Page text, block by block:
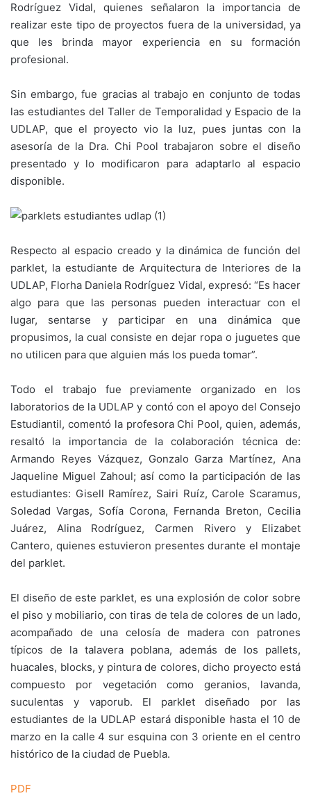
Rodríguez Vidal, quienes señalaron la importancia de
realizar este tipo de proyectos fuera de la universidad, ya
que les brinda mayor experiencia en su formación
profesional.
Sin embargo, fue gracias al trabajo en conjunto de todas
las estudiantes del Taller de Temporalidad y Espacio de la
UDLAP, que el proyecto vio la luz, pues juntas con la
asesoría de la Dra. Chi Pool trabajaron sobre el diseño
presentado y lo modificaron para adaptarlo al espacio
disponible.
Respecto al espacio creado y la dinámica de función del
parklet, la estudiante de Arquitectura de Interiores de la
UDLAP, Florha Daniela Rodríguez Vidal, expresó: “Es hacer
algo para que las personas pueden interactuar con el
lugar, sentarse y participar en una dinámica que
propusimos, la cual consiste en dejar ropa o juguetes que
no utilicen para que alguien más los pueda tomar”.
Todo el trabajo fue previamente organizado en los
laboratorios de la UDLAP y contó con el apoyo del Consejo
Estudiantil, comentó la profesora Chi Pool, quien, además,
resaltó la importancia de la colaboración técnica de:
Armando Reyes Vázquez, Gonzalo Garza Martínez, Ana
Jaqueline Miguel Zahoul; así como la participación de las
estudiantes: Gisell Ramírez, Sairi Ruíz, Carole Scaramus,
Soledad Vargas, Sofía Corona, Fernanda Breton, Cecilia
Juárez, Alina Rodríguez, Carmen Rivero y Elizabet
Cantero, quienes estuvieron presentes durante el montaje
del parklet.
El diseño de este parklet, es una explosión de color sobre
el piso y mobiliario, con tiras de tela de colores de un lado,
acompañado de una celosía de madera con patrones
típicos de la talavera poblana, además de los pallets,
huacales, blocks, y pintura de colores, dicho proyecto está
compuesto por vegetación como geranios, lavanda,
suculentas y vaporub. El parklet diseñado por las
estudiantes de la UDLAP estará disponible hasta el 10 de
marzo en la calle 4 sur esquina con 3 oriente en el centro
histórico de la ciudad de Puebla.
PDF